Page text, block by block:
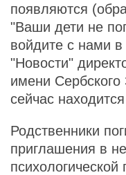
появляются
"Ваши дети не
войдите с нами в
"Новости"
имени Сербского
сейчас
Родственники
приглашения в